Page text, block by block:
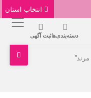
دسته‌بندی‌هاثبت آگهی